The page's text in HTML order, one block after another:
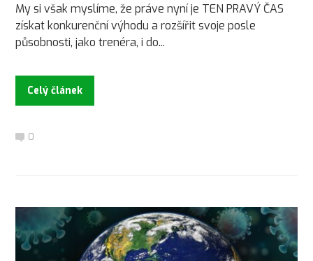
My si však myslíme, že práve nyní je TEN PRAVÝ ČAS
získat konkurenční výhodu a rozšířit svoje posle
působnosti, jako trenéra, i do...
Celý článek
0